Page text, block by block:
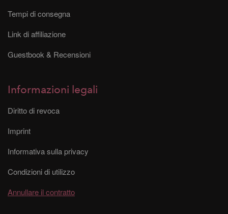
Tempi di consegna
Link di affiliazione
Guestbook & Recensioni
Informazioni legali
Diritto di revoca
Imprint
Informativa sulla privacy
Condizioni di utilizzo
Annullare il contratto